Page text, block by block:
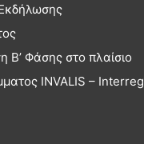
Β’ Φάσης στο πλαίσιο
INVALIS – Interreg